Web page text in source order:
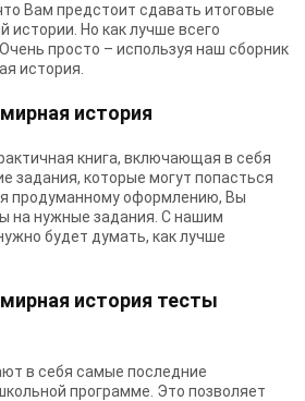
Вам предстоит сдавать итоговые
истории. Но как лучше всего
просто – используя наш сборник
история.
история
книга, включающая в себя
задания, которые могут попасться
продуманному оформлению, Вы
на нужные задания. С нашим
будет думать, как лучше
история тесты
в себя самые последние
программе. Это позволяет